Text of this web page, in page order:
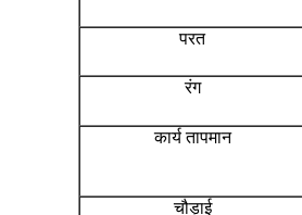
परत
रंग
कार्य तापमान
चौड़ाई